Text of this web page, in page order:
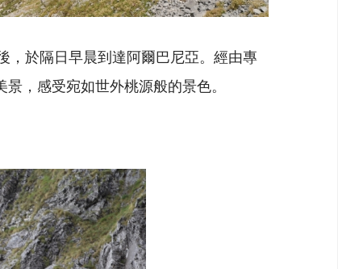
，於隔日早晨到達阿爾巴尼亞。經由專
景，感受宛如世外桃源般的景色。